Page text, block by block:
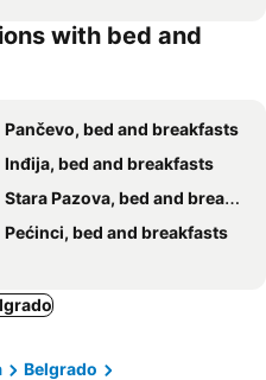
with bed and
Pančevo, bed and breakfasts
Inđija, bed and breakfasts
Stara Pazova, bed and breakfasts
Pećinci, bed and breakfasts
Belgrado